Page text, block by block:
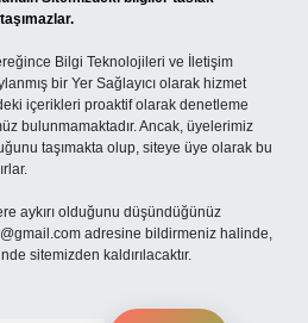
Bilgi Teknolojileri ve İletişim
bir Yer Sağlayıcı olarak hizmet
içerikleri proaktif olarak denetleme
bulunmamaktadır. Ancak, üyelerimiz
taşımakta olup, siteye üye olarak bu
aykırı olduğunu düşündüğünüz
adresine bildirmeniz halinde,
sitemizden kaldırılacaktır.